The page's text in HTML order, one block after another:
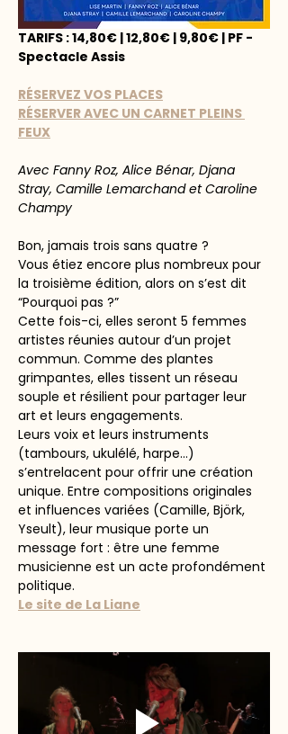
TARIFS : 14,80€ | 12,80€ | 9,80€ | PF -
Spectacle Assis
RÉSERVEZ VOS PLACES
RÉSERVER AVEC UN CARNET PLEINS
FEUX
Avec Fanny Roz, Alice Bénar, Djana
Stray, Camille Lemarchand et Caroline
Champy
Bon, jamais trois sans quatre ?
Vous étiez encore plus nombreux pour
la troisième édition, alors on s’est dit
“Pourquoi pas ?”
Cette fois-ci, elles seront 5 femmes
artistes réunies autour d’un projet
commun. Comme des plantes
grimpantes, elles tissent un réseau
souple et résilient pour partager leur
art et leurs engagements.
Leurs voix et leurs instruments
(tambours, ukulélé, harpe…)
s’entrelacent pour offrir une création
unique. Entre compositions originales
et influences variées (Camille, Björk,
Yseult), leur musique porte un
message fort : être une femme
musicienne est un acte profondément
politique.
Le site de La Liane